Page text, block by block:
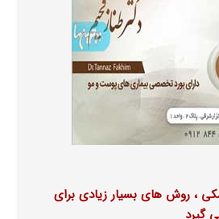
، روش های بسیار زیادی برای
گیرد